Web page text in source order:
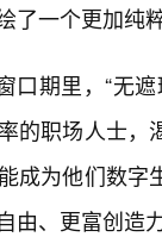
了一个更加纯
口期里，“无
的职场人士
成为他们数
由、更富创造